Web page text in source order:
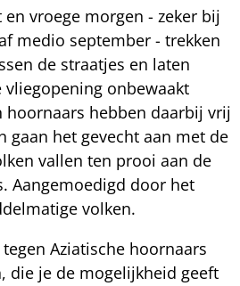
vroege morgen - zeker bij
medio september - trekken
de straatjes en laten
onbewaakt
hoornaars hebben daarbij vrij
gaan het gevecht aan met de
vallen ten prooi aan de
Aangemoedigd door het
volken.
Aziatische hoornaars
die je de mogelijkheid geeft